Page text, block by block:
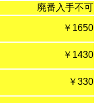
廃番入手不可
￥1650
￥1430
￥330